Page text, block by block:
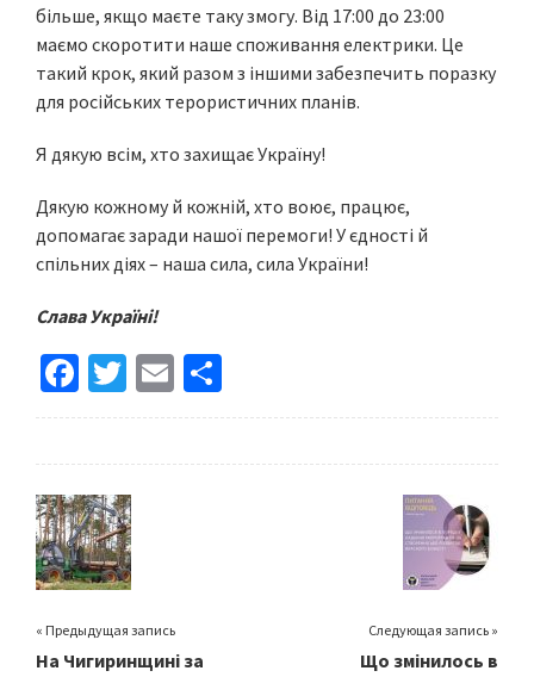
більше, якщо маєте таку змогу. Від 17:00 до 23:00
маємо скоротити наше споживання електрики. Це
такий крок, який разом з іншими забезпечить поразку
для російських терористичних планів.
Я дякую всім, хто захищає Україну!
Дякую кожному й кожній, хто воює, працює,
допомагає заради нашої перемоги! У єдності й
спільних діях – наша сила, сила України!
Слава Україні!
Fa
ce
o
o
k
T
wi
er
E
m h
« Предыдущая запись
На Чигиринщині за
Следующая запись »
Що змінилось в